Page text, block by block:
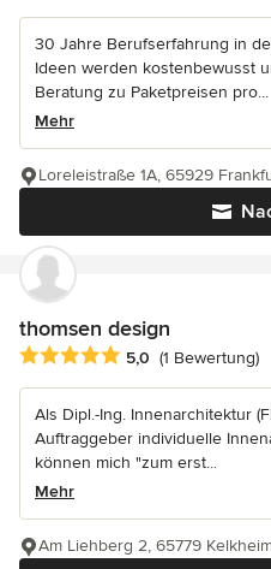
30 Jahre Berufserfahrung in
Ideen werden kostenbewusst
Beratung zu Paketpreisen pro...
Mehr
Loreleistraße 1A, 65929
thomsen design
Durchschnittliche Bewertung:
5,0 (1 Bewertung)
Als Dipl.-Ing. Innenarchitektur
Auftraggeber individuelle
können mich "zum erst...
Mehr
Am Liehberg 2, 65779